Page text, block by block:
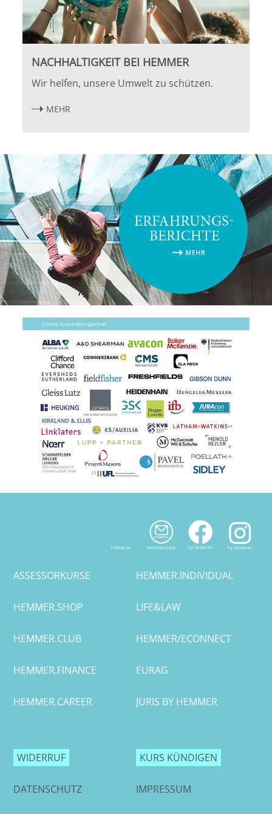
NACHHALTIGKEIT BEI HEMMER
Wir helfen, unsere Umwelt zu schützen.
MEHR
ASSESSORKURSE HEMMER.INDIVIDUAL
HEMMER.SHOP LIFE&LAW
HEMMER.CLUB HEMMER/ECONNECT
HEMMER.FINANCE EURAG
HEMMER.CAREER JURIS BY HEMMER
WIDERRUF KURS KÜNDIGEN
DATENSCHUTZ IMPRESSUM